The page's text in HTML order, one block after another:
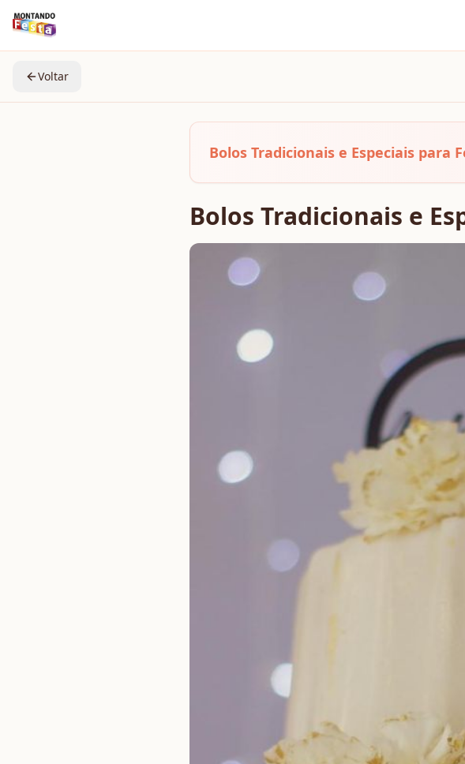
Voltar
Bolos Tradicionais e Especiais para
Bolos Tradicionais e